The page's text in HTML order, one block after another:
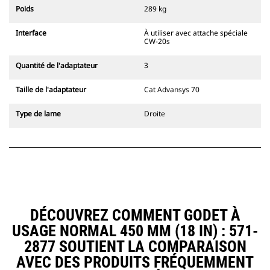
champ de vision du conducteur.
Les attaches à accouplement par
axes Cat sont compatibles avec les
352 et toutes les pelles sur pneus.
tranchée sont également
Les équipements compatibles avec
rapide fixes. Les attaches spéciales
Les attaches spéciales CW sont
disponibles pour toutes les pelles
hydrauliques à chaines et sur
pneus.
Poids 289 kg
Interface
À utiliser avec attache spéciale
CW-20s
Quantité de l'adaptateur 3
Taille de l'adaptateur Cat Advansys 70
Type de lame Droite
DÉCOUVREZ COMMENT GODET À
USAGE NORMAL 450 MM (18 IN) : 571-
2877 SOUTIENT LA COMPARAISON
AVEC DES PRODUITS FRÉQUEMMENT